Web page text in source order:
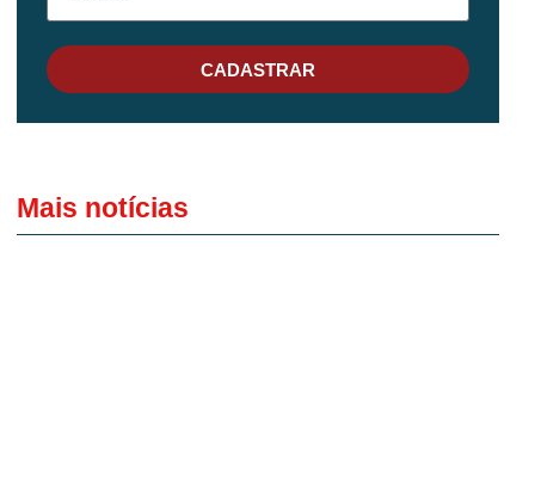
CADASTRAR
Mais notícias